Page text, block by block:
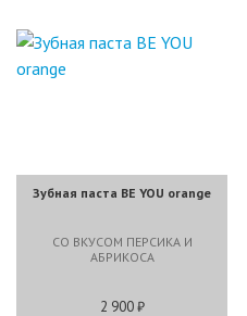
Зубная паста BE YOU orange
СО ВКУСОМ ПЕРСИКА И
АБРИКОСА
2 900 ₽